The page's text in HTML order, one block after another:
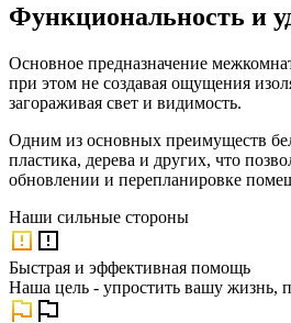
Функциональность и
Основное предназначение
при этом не создавая ощущения
загораживая свет и видимость.
Одним из основных преимуществ
пластика, дерева и других, что
обновлении и перепланировке
Наши сильные стороны
Быстрая и эффективная помощь
Наша цель - упростить вашу жизнь,